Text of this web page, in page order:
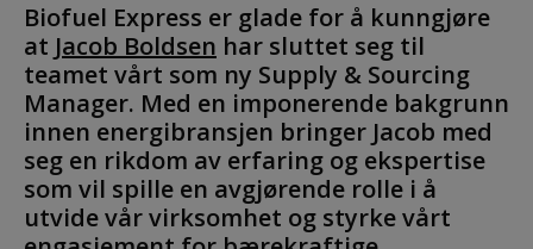
Biofuel Express er glade for å kunngjøre
at Jacob Boldsen har sluttet seg til
teamet vårt som ny Supply & Sourcing
Manager. Med en imponerende bakgrunn
innen energibransjen bringer Jacob med
seg en rikdom av erfaring og ekspertise
som vil spille en avgjørende rolle i å
utvide vår virksomhet og styrke vårt